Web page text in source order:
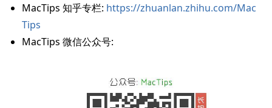
MacTips 知乎专栏: https://zhuanlan.zhihu.com/Mac
Tips
MacTips 微信公众号: